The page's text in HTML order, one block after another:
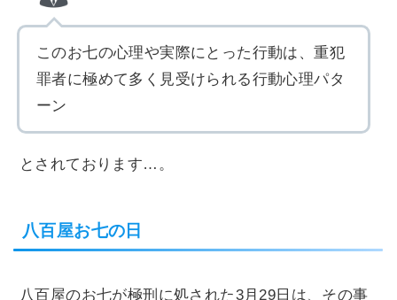
このお七の心理や実際にとった行動は、重犯
罪者に極めて多く見受けられる行動心理パタ
ーン
とされております…。
八百屋お七の日
八百屋のお七が極刑に処された3月29日は、その事